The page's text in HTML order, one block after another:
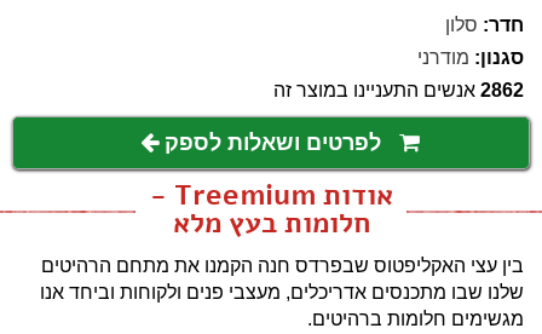
חדר: סלון
סגנון: מודרני
2862 אנשים התעניינו במוצר זה
לפרטים ושאלות לספק
אודות Treemium -
חלומות בעץ מלא
בין עצי האקליפטוס שבפרדס חנה הקמנו את מתחם הרהיטים
שלנו שבו מתכנסים אדריכלים, מעצבי פנים ולקוחות וביחד אנו
מגשימים חלומות ברהיטים.